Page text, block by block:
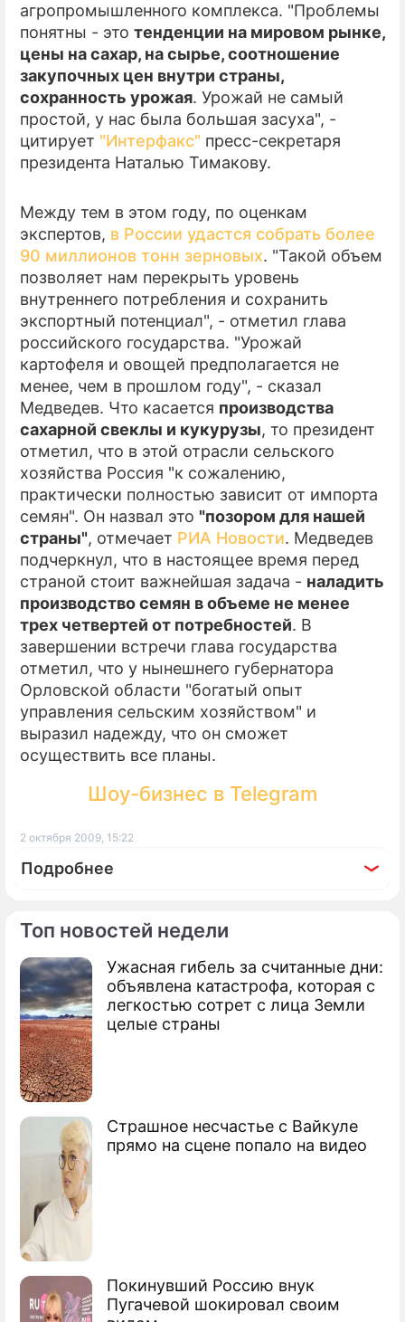
Топ новостей недели
Ужасная гибель за считанные дни:
объявлена катастрофа, которая с
легкостью сотрет с лица Земли
целые страны
Страшное несчастье с Вайкуле
прямо на сцене попало на видео
Покинувший Россию внук
Пугачевой шокировал своим
агропромышленного комплекса. "Проблемы
понятны - это тенденции на мировом рынке,
цены на сахар, на сырье, соотношение
закупочных цен внутри страны,
сохранность урожая. Урожай не самый
простой, у нас была большая засуха", -
цитирует "Интерфакс" пресс-секретаря
президента Наталью Тимакову.
Между тем в этом году, по оценкам
экспертов, в России удастся собрать более
90 миллионов тонн зерновых. "Такой объем
позволяет нам перекрыть уровень
внутреннего потребления и сохранить
экспортный потенциал", - отметил глава
российского государства. "Урожай
картофеля и овощей предполагается не
менее, чем в прошлом году", - сказал
Медведев. Что касается производства
сахарной свеклы и кукурузы, то президент
отметил, что в этой отрасли сельского
хозяйства Россия "к сожалению,
практически полностью зависит от импорта
семян". Он назвал это "позором для нашей
страны", отмечает РИА Новости. Медведев
подчеркнул, что в настоящее время перед
страной стоит важнейшая задача - наладить
производство семян в объеме не менее
трех четвертей от потребностей. В
завершении встречи глава государства
отметил, что у нынешнего губернатора
Орловской области "богатый опыт
управления сельским хозяйством" и
выразил надежду, что он сможет
осуществить все планы.
Шоу-бизнес в Telegram
2 октября 2009, 15:22
Подробнее
По теме
Продолжение: Обаму
расстроило поражение Чикаго
Медведев повел политиков в горы
Урожай зерна в России поставил
рекорд
Медведев наметил пути развития
Кубани
Сюжеты
Первые лица